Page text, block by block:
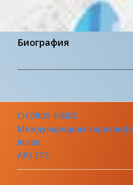
Биография
CHORUS INSIDE
Международная хоровая
Inside
APS ETS